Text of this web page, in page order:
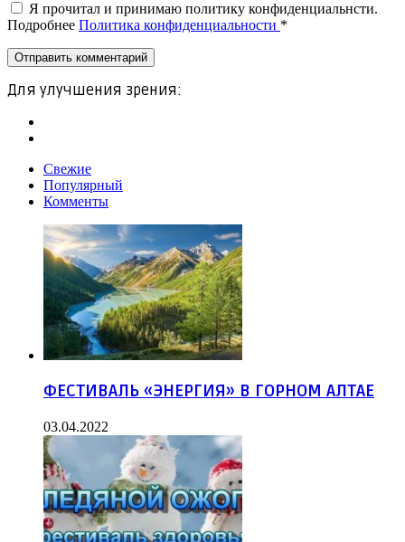
Я прочитал и принимаю политику конфиденциальнсти.
Подробнее Политика конфиденциальности *
Для улучшения зрения:
Свежие
Популярный
Комменты
ФЕСТИВАЛЬ «ЭНЕРГИЯ» В ГОРНОМ АЛТАЕ
03.04.2022